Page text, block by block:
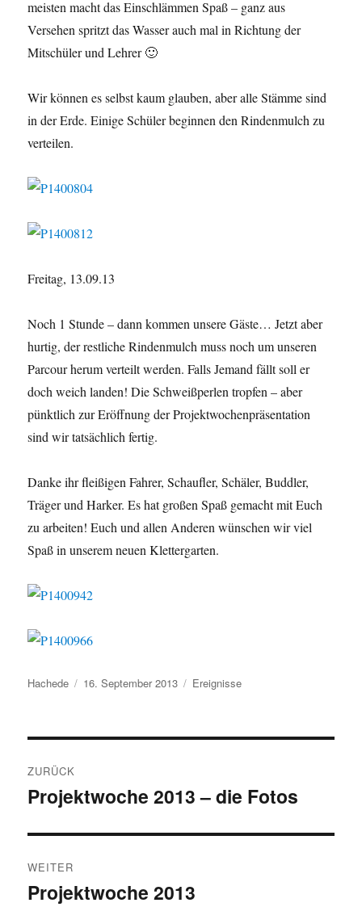
meisten macht das Einschlämmen Spaß – ganz aus
Versehen spritzt das Wasser auch mal in Richtung der
Mitschüler und Lehrer 🙂
Wir können es selbst kaum glauben, aber alle Stämme sind
in der Erde. Einige Schüler beginnen den Rindenmulch zu
verteilen.
Freitag, 13.09.13
Noch 1 Stunde – dann kommen unsere Gäste… Jetzt aber
hurtig, der restliche Rindenmulch muss noch um unseren
Parcour herum verteilt werden. Falls Jemand fällt soll er
doch weich landen! Die Schweißperlen tropfen – aber
pünktlich zur Eröffnung der Projektwochenpräsentation
sind wir tatsächlich fertig.
Danke ihr fleißigen Fahrer, Schaufler, Schäler, Buddler,
Träger und Harker. Es hat großen Spaß gemacht mit Euch
zu arbeiten! Euch und allen Anderen wünschen wir viel
Spaß in unserem neuen Klettergarten.
Autor
Hachede
Veröffentlicht
16. September 2013 Kategorien
Ereignisse
ZURÜCK
Vorheriger
Projektwoche 2013 – die Fotos
WEITER
Nächster
Projektwoche 2013